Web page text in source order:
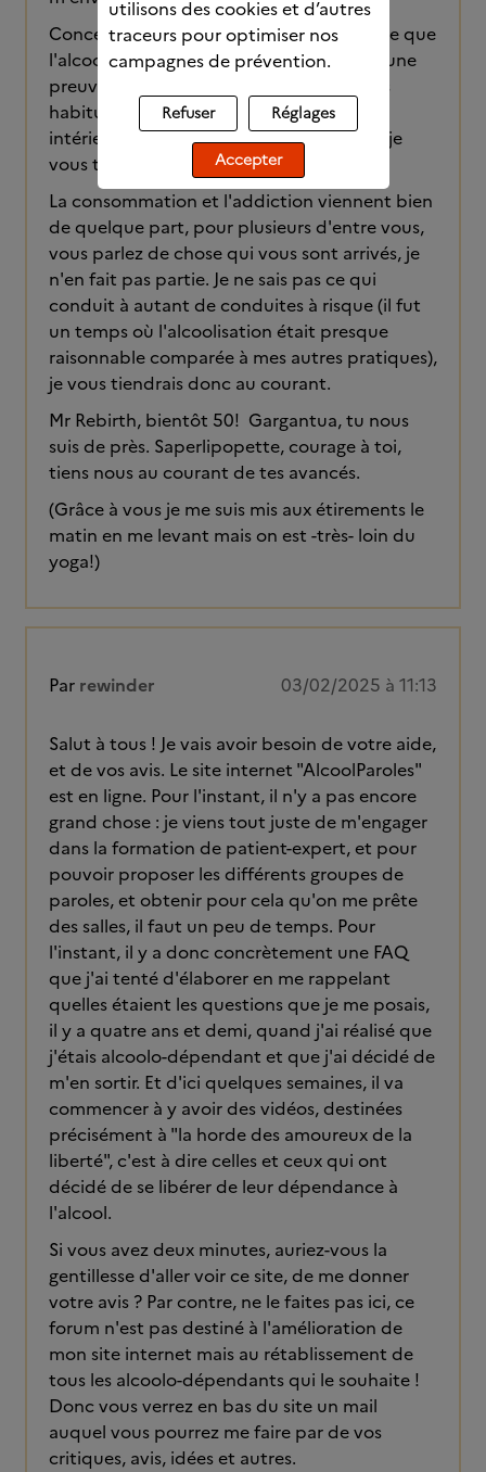
Concernant le journal de liberté, pour dire que
l'alcool est un poids en moins à gérer j'ai une
preuve: 2kg en un mois sans changer mes
habitude alimentaires. Pour le "voyage
intérieur" premier rendez vous mercredi, je
vous tiendrais au courant.
La consommation et l'addiction viennent bien
de quelque part, pour plusieurs d'entre vous,
vous parlez de chose qui vous sont arrivés, je
n'en fait pas partie. Je ne sais pas ce qui
conduit à autant de conduites à risque (il fut
un temps où l'alcoolisation était presque
raisonnable comparée à mes autres pratiques),
je vous tiendrais donc au courant.
Mr Rebirth, bientôt 50! Gargantua, tu nous
suis de près. Saperlipopette, courage à toi,
tiens nous au courant de tes avancés.
(Grâce à vous je me suis mis aux étirements le
matin en me levant mais on est -très- loin du
yoga!)
Par rewinder 03/02/2025 à 11:13
Salut à tous ! Je vais avoir besoin de votre aide,
et de vos avis. Le site internet "AlcoolParoles"
est en ligne. Pour l'instant, il n'y a pas encore
grand chose : je viens tout juste de m'engager
dans la formation de patient-expert, et pour
pouvoir proposer les différents groupes de
paroles, et obtenir pour cela qu'on me prête
des salles, il faut un peu de temps. Pour
l'instant, il y a donc concrètement une FAQ
que j'ai tenté d'élaborer en me rappelant
quelles étaient les questions que je me posais,
il y a quatre ans et demi, quand j'ai réalisé que
j'étais alcoolo-dépendant et que j'ai décidé de
m'en sortir. Et d'ici quelques semaines, il va
commencer à y avoir des vidéos, destinées
précisément à "la horde des amoureux de la
liberté", c'est à dire celles et ceux qui ont
décidé de se libérer de leur dépendance à
l'alcool.
Si vous avez deux minutes, auriez-vous la
gentillesse d'aller voir ce site, de me donner
votre avis ? Par contre, ne le faites pas ici, ce
forum n'est pas destiné à l'amélioration de
mon site internet mais au rétablissement de
tous les alcoolo-dépendants qui le souhaite !
Donc vous verrez en bas du site un mail
auquel vous pourrez me faire par de vos
critiques, avis, idées et autres.
utilisons des cookies et d’autres
traceurs pour optimiser nos
campagnes de prévention.
Refuser Réglages
Accepter